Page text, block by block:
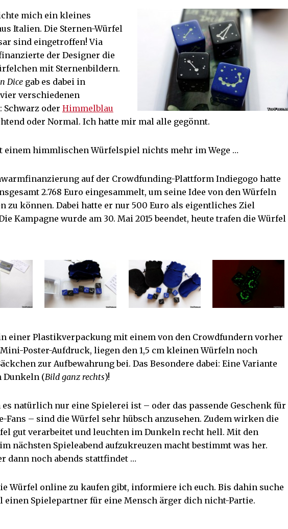
mich ein kleines
Italien. Die Sternen-Würfel
sind eingetroffen! Via
der Designer die
mit Sternenbildern.
Dice gab es dabei in
verschiedenen
Schwarz oder Himmelblau
oder Normal. Ich hatte mir mal alle gegönnt.
einem himmlischen Würfelspiel nichts mehr im Wege …
auf der Crowdfunding-Plattform Indiegogo hatte
2.768 Euro eingesammelt, um seine Idee von den Würfeln
zu können. Dabei hatte er nur 500 Euro als eigentliches Ziel
Kampagne wurde am 30. Mai 2015 beendet, heute trafen die Würfel
einer Plastikverpackung mit einem von den Crowdfundern vorher
Poster-Aufdruck, liegen den 1,5 cm kleinen Würfeln noch
zur Aufbewahrung bei. Das Besondere dabei: Eine Variante
Dunkeln (Bild ganz rechts)!
es natürlich nur eine Spielerei ist – oder das passende Geschenk für
Fans – sind die Würfel sehr hübsch anzusehen. Zudem wirken die
gut verarbeitet und leuchten im Dunkeln recht hell. Mit den
nächsten Spieleabend aufzukreuzen macht bestimmt was her.
dann noch abends stattfindet …
Würfel online zu kaufen gibt, informiere ich euch. Bis dahin suche
einen Spielepartner für eine Mensch ärger dich nicht-Partie.